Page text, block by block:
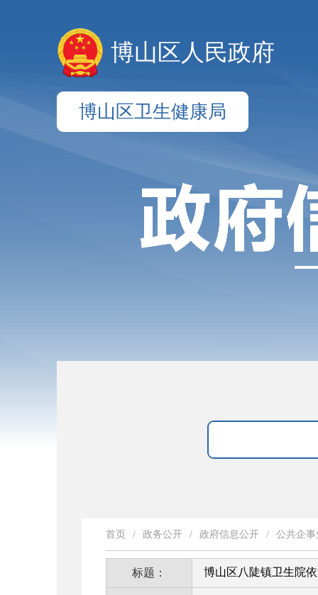
博山区人民政府
博山区卫生健康局
首页 / 政务公开 / 政府信息公开 / 公共企
标题： 博山区八陡镇卫生院